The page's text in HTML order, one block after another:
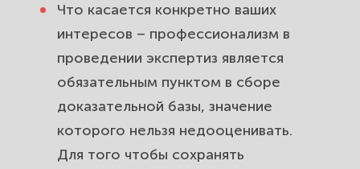
Что касается конкретно ваших
интересов – профессионализм в
проведении экспертиз является
обязательным пунктом в сборе
доказательной базы, значение
которого нельзя недооценивать.
Для того чтобы сохранять